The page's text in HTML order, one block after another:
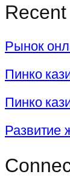
Рынок
Пинко
Пинко
Развитие